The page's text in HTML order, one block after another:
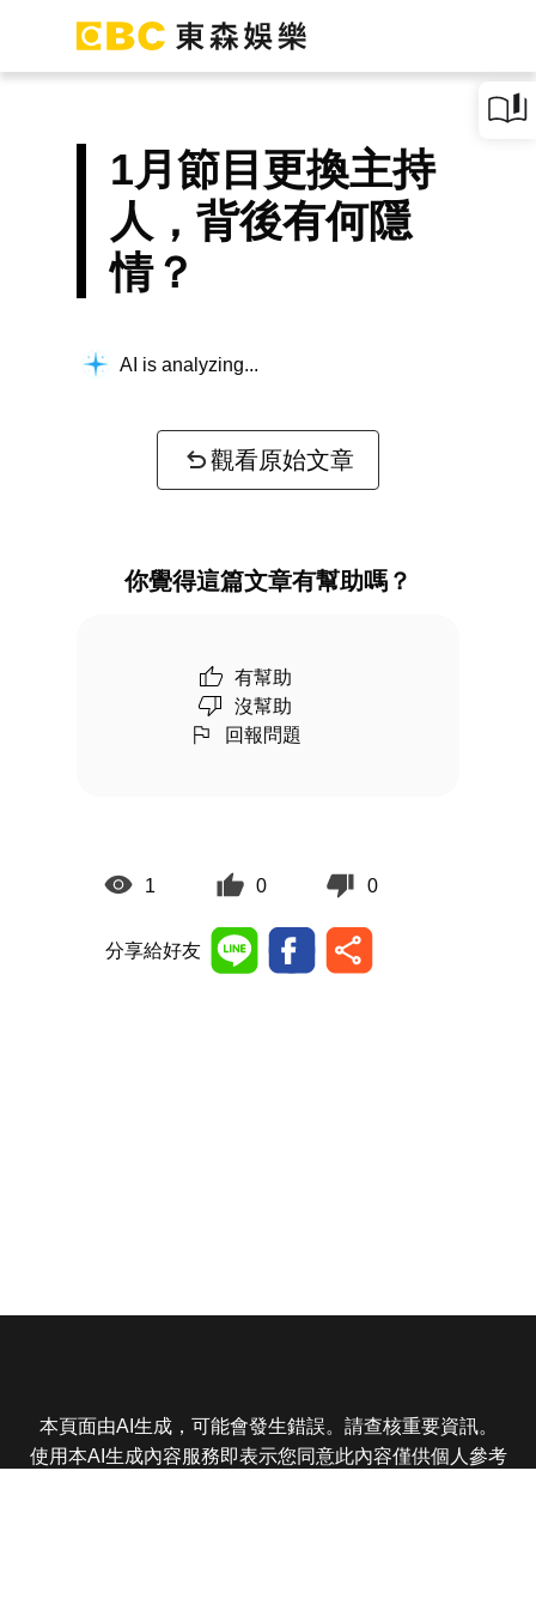
1月節目更換主持
人，背後有何隱
情？
AI is analyzing...
觀看原始文章
你覺得這篇文章有幫助嗎？
有幫助
沒幫助
回報問題
1 0 0
分享給好友
本頁面由AI生成，可能會發生錯誤。請查核重要資訊。
使用本AI生成內容服務即表示您同意此內容僅供個人參考